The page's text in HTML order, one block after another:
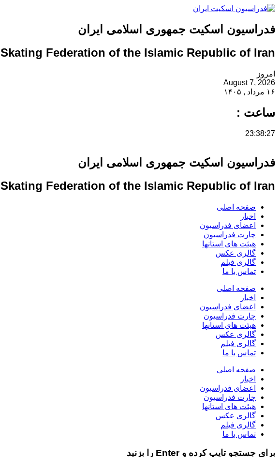
فدراسیون اسکیت جمهوری اسلامی ایران
Skating Federation of the Islamic Republic of Iran
امروز
August 7, 2026
۱۶ مرداد , ۱۴۰۵
ساعت :
23:38:27
فدراسیون اسکیت جمهوری اسلامی ایران
Skating Federation of the Islamic Republic of Iran
صفحه اصلی
اخبار
اعضای فدراسیون
چارت فدراسیون
هیئت های استانها
گالری عکس
گالری فیلم
تماس با ما
صفحه اصلی
اخبار
اعضای فدراسیون
چارت فدراسیون
هیئت های استانها
گالری عکس
گالری فیلم
تماس با ما
صفحه اصلی
اخبار
اعضای فدراسیون
چارت فدراسیون
هیئت های استانها
گالری عکس
گالری فیلم
تماس با ما
برای جستجو تایپ کرده و Enter را بزنید